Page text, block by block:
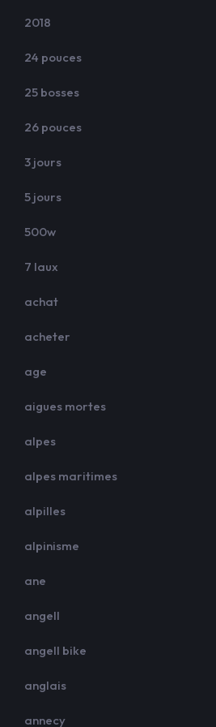
2018
24 pouces
25 bosses
26 pouces
3 jours
5 jours
500w
7 laux
achat
acheter
age
aigues mortes
alpes
alpes maritimes
alpilles
alpinisme
ane
angell
angell bike
anglais
annecy